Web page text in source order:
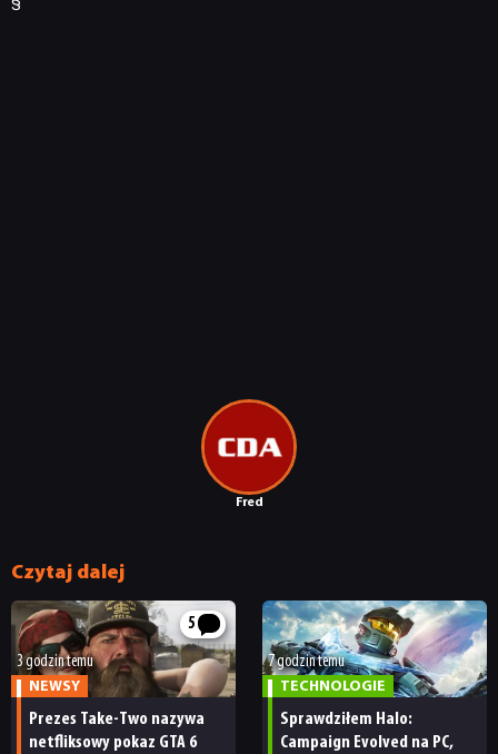
Fred
Czytaj dalej
5
3 godzin temu
NEWSY
Prezes Take-Two nazywa
netfliksowy pokaz GTA 6
7 godzin temu
TECHNOLOGIE
Sprawdziłem Halo:
Campaign Evolved na PC,